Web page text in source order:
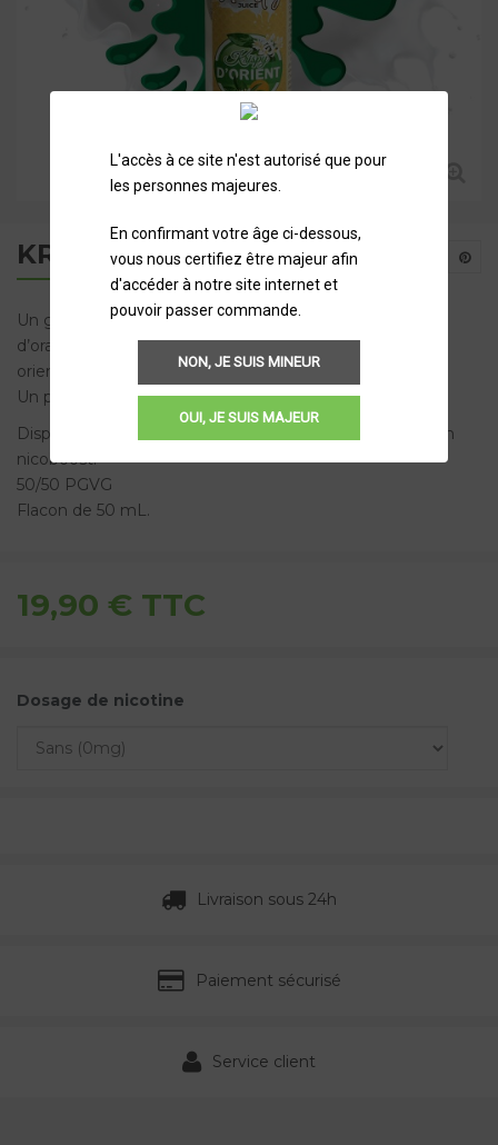
L'accès à ce site n'est autorisé que pour
les personnes majeures.
En confirmant votre âge ci-dessous,
vous nous certifiez être majeur afin
d'accéder à notre site internet et
pouvoir passer commande.
NON, JE SUIS MINEUR
OUI, JE SUIS MAJEUR
KRISPY D’ORIENT
Un gâteau génoise accompagné d’une note de fleur
d’oranger, qui vous rappellera ces fameuses pâtisseries
orientales.
Un plaisir revu au gout du jour.
Disponible en 0 mg de nicotine, possibilité d’y ajouter un
nicoboost.
50/50 PGVG
Flacon de 50 mL.
19,90 € TTC
Dosage de nicotine
Livraison sous 24h
Paiement sécurisé
Service client